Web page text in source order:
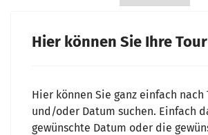
Hier können Sie Ihre
Hier können Sie ganz einfach nach
und/oder Datum suchen. Einfach
gewünschte Datum oder die